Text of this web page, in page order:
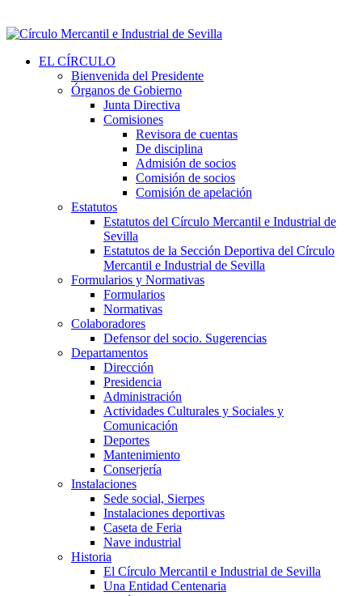
EL CÍRCULO
Bienvenida del Presidente
Órganos de Gobierno
Junta Directiva
Comisiones
Revisora de cuentas
De disciplina
Admisión de socios
Comisión de socios
Comisión de apelación
Estatutos
Estatutos del Círculo Mercantil e Industrial de
Sevilla
Estatutos de la Sección Deportiva del Círculo
Mercantil e Industrial de Sevilla
Formularios y Normativas
Formularios
Normativas
Colaboradores
Defensor del socio. Sugerencias
Departamentos
Dirección
Presidencia
Administración
Actividades Culturales y Sociales y
Comunicación
Deportes
Mantenimiento
Conserjería
Instalaciones
Sede social, Sierpes
Instalaciones deportivas
Caseta de Feria
Nave industrial
Historia
El Círculo Mercantil e Industrial de Sevilla
Una Entidad Centenaria